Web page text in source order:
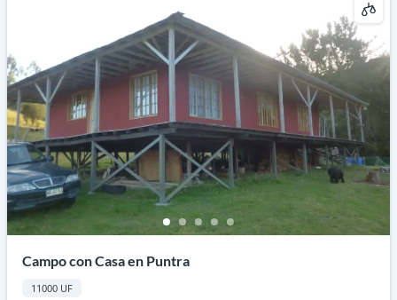
Campo con Casa en Puntra
11000 UF